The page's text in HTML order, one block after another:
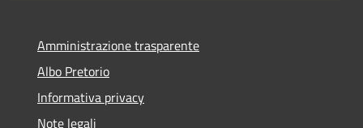
Amministrazione trasparente
Albo Pretorio
Informativa privacy
Note legali